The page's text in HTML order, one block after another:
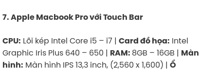
7. Apple Macbook Pro với Touch Bar
CPU: Lõi kép Intel Core i5 – i7 | Card đồ họa: Intel
Graphic Iris Plus 640 – 650 | RAM: 8GB – 16GB | Màn
hình: Màn hình IPS 13,3 inch, (2,560 x 1,600) | Ổ